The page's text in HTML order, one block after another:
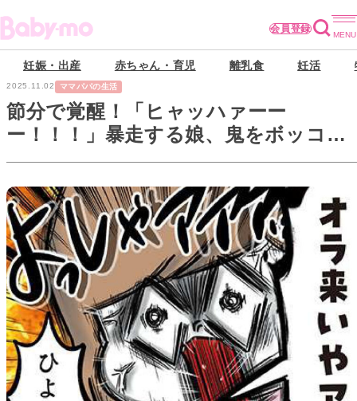
会員登録
妊娠・出産 赤ちゃん・育児 離乳食 妊活
2025.11.02 ママパパの生活
節分で覚醒！「ヒャッハァーー
ー！！！」暴走する娘、鬼をボッコボ
コに【まむの巣！ポンコツ過ぎる子育